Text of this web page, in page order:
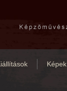
Képek